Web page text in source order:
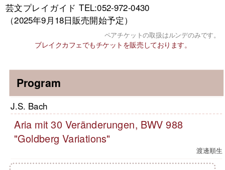
芸文プレイガイド TEL:052-972-0430
（2025年9月18日販売開始予定）
ペアチケットの取扱はルンデのみです。
ブレイクカフェでもチケットを販売しております。
Program
J.S. Bach
Aria mit 30 Veränderungen, BWV 988
"Goldberg Variations"
渡邊順生